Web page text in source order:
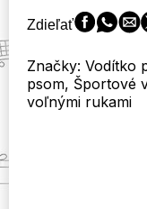
vodítko
so
vodítko
na
prechádzky,
Zdieľať
Značky: Vodítko
psom, Športové
voľnými rukami